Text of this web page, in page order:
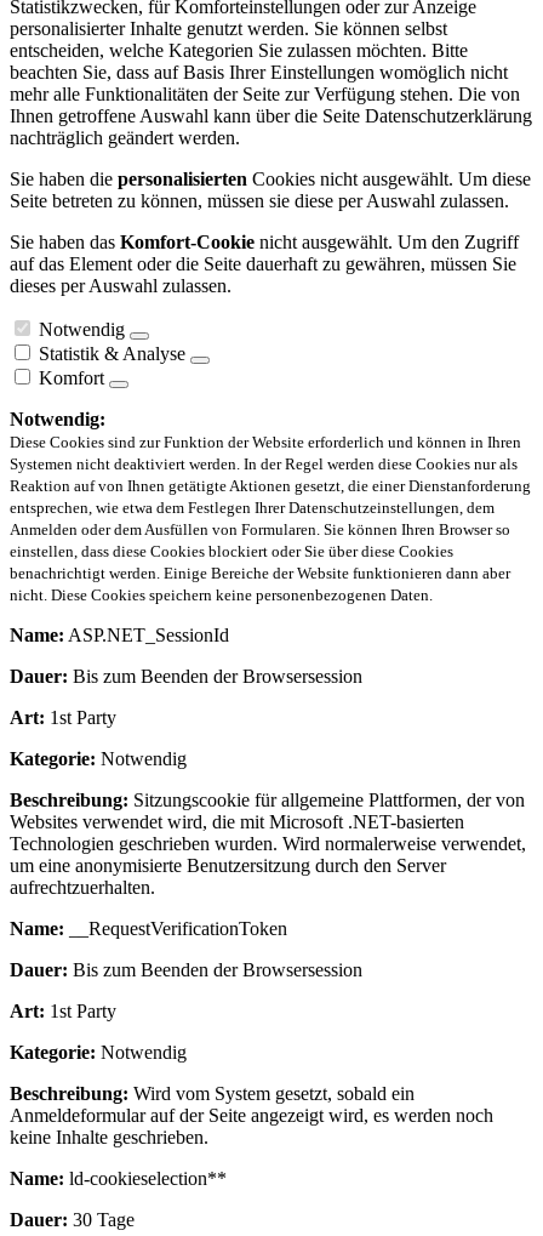
Statistikzwecken, für Komforteinstellungen oder zur Anzeige
personalisierter Inhalte genutzt werden. Sie können selbst
entscheiden, welche Kategorien Sie zulassen möchten. Bitte
beachten Sie, dass auf Basis Ihrer Einstellungen womöglich nicht
mehr alle Funktionalitäten der Seite zur Verfügung stehen. Die von
Ihnen getroffene Auswahl kann über die Seite Datenschutzerklärung
nachträglich geändert werden.
Sie haben die personalisierten Cookies nicht ausgewählt. Um diese
Seite betreten zu können, müssen sie diese per Auswahl zulassen.
Sie haben das Komfort-Cookie nicht ausgewählt. Um den Zugriff
auf das Element oder die Seite dauerhaft zu gewähren, müssen Sie
dieses per Auswahl zulassen.
Notwendig
Statistik & Analyse
Komfort
Notwendig:
Diese Cookies sind zur Funktion der Website erforderlich und können in Ihren
Systemen nicht deaktiviert werden. In der Regel werden diese Cookies nur als
Reaktion auf von Ihnen getätigte Aktionen gesetzt, die einer Dienstanforderung
entsprechen, wie etwa dem Festlegen Ihrer Datenschutzeinstellungen, dem
Anmelden oder dem Ausfüllen von Formularen. Sie können Ihren Browser so
einstellen, dass diese Cookies blockiert oder Sie über diese Cookies
benachrichtigt werden. Einige Bereiche der Website funktionieren dann aber
nicht. Diese Cookies speichern keine personenbezogenen Daten.
Name: ASP.NET_SessionId
Dauer: Bis zum Beenden der Browsersession
Art: 1st Party
Kategorie: Notwendig
Beschreibung: Sitzungscookie für allgemeine Plattformen, der von
Websites verwendet wird, die mit Microsoft .NET-basierten
Technologien geschrieben wurden. Wird normalerweise verwendet,
um eine anonymisierte Benutzersitzung durch den Server
aufrechtzuerhalten.
Name: __RequestVerificationToken
Dauer: Bis zum Beenden der Browsersession
Art: 1st Party
Kategorie: Notwendig
Beschreibung: Wird vom System gesetzt, sobald ein
Anmeldeformular auf der Seite angezeigt wird, es werden noch
keine Inhalte geschrieben.
Name: ld-cookieselection**
Dauer: 30 Tage